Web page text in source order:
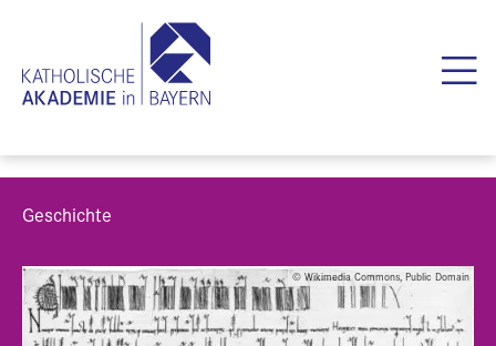
Geschichte
© Wikimedia Commons, Public Domain